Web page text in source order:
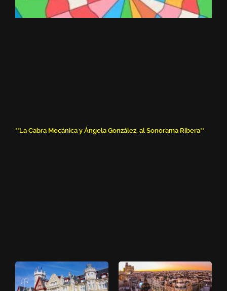
**La Cabra Mecánica y Ángela González, al Sonorama Ribera**